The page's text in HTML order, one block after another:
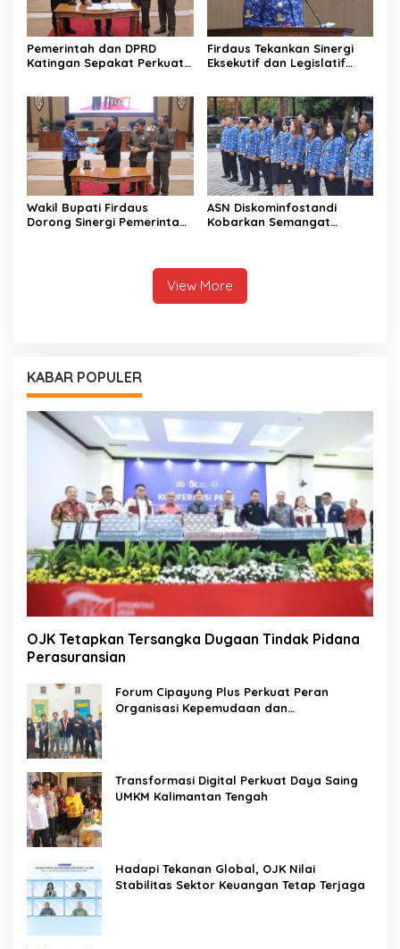
Pemerintah dan DPRD
Katingan Sepakat Perkuat
Firdaus Tekankan Sinergi
Eksekutif dan Legislatif
Wakil Bupati Firdaus
Dorong Sinergi Pemerintah
ASN Diskominfostandi
Kobarkan Semangat
View More
KABAR POPULER
OJK Tetapkan Tersangka Dugaan Tindak Pidana
Perasuransian
Forum Cipayung Plus Perkuat Peran
Organisasi Kepemudaan dan
Transformasi Digital Perkuat Daya Saing
UMKM Kalimantan Tengah
Hadapi Tekanan Global, OJK Nilai
Stabilitas Sektor Keuangan Tetap Terjaga